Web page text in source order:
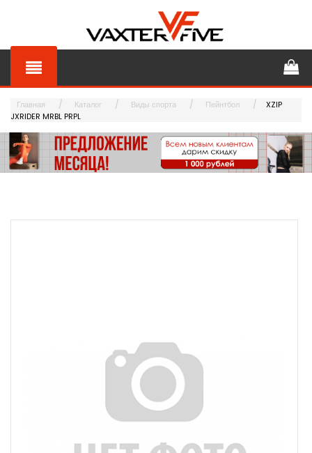
Главная Каталог Виды спорта Пейнтбол
XZIP
JXRIDER MRBL PRPL